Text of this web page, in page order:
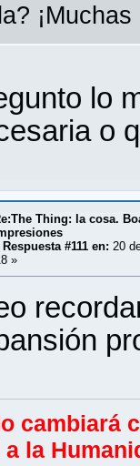
lo
o
Thing: la cosa.
Respuesta #111 en: 20
»
cambiará
a la